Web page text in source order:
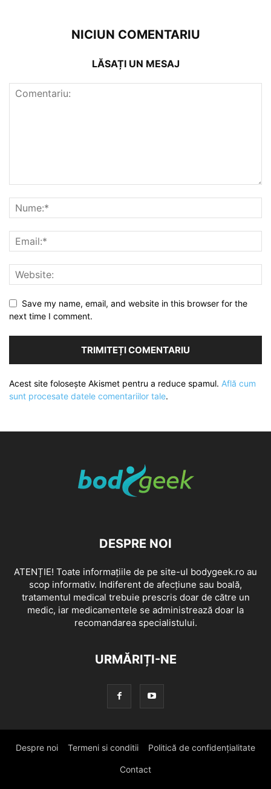
NICIUN COMENTARIU
LĂSAȚI UN MESAJ
Save my name, email, and website in this browser for the
next time I comment.
Acest site folosește Akismet pentru a reduce spamul. Află cum
sunt procesate datele comentariilor tale.
DESPRE NOI
ATENȚIE! Toate informațiile de pe site-ul bodygeek.ro au
scop informativ. Indiferent de afecțiune sau boală,
tratamentul medical trebuie prescris doar de către un
medic, iar medicamentele se administrează doar la
recomandarea specialistului.
URMĂRIȚI-NE
Despre noi Termeni si conditii Politică de confidențialitate
Contact